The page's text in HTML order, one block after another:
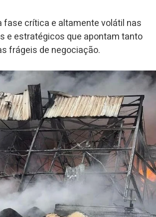
fase crítica e altamente volátil nas
e estratégicos que apontam tanto
frágeis de negociação.